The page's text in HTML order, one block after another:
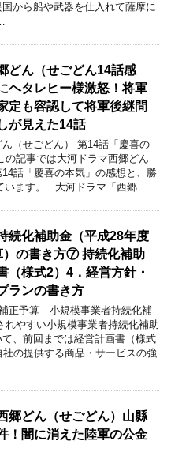
から船や武器を仕入れて薩摩に
どん（せごどん14話感
ヘタレヒー様激怒！将軍
定も容認して将軍後継問
が見えた14話
（せごどん） 第14話「慶喜の
の記事では大河ドラマ西郷どん
14話「慶喜の本気」の感想と、勝
います。 大河ドラマ「西郷 …
続化補助金（平成28年度
）の書き方⑦ 持続化補助
様式2）4．経営方針・
ランの書き方
正予算 小規模事業者持続化補
れやすい小規模事業者持続化補助
、前回までは経営計画書（様式
の提供する商品・サービスの強
郷どん（せごどん）山縣
！闇に消えた陸軍の公金